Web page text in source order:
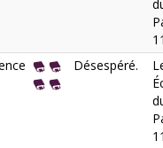
Désespéré.